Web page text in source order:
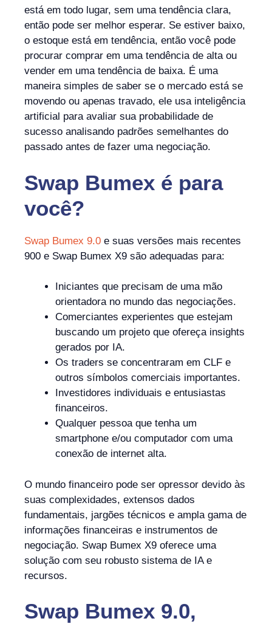
está em todo lugar, sem uma tendência clara,
então pode ser melhor esperar. Se estiver baixo,
o estoque está em tendência, então você pode
procurar comprar em uma tendência de alta ou
vender em uma tendência de baixa. É uma
maneira simples de saber se o mercado está se
movendo ou apenas travado, ele usa inteligência
artificial para avaliar sua probabilidade de
sucesso analisando padrões semelhantes do
passado antes de fazer uma negociação.
Swap Bumex é para
você?
Swap Bumex 9.0 e suas versões mais recentes
900 e Swap Bumex X9 são adequadas para:
Iniciantes que precisam de uma mão
orientadora no mundo das negociações.
Comerciantes experientes que estejam
buscando um projeto que ofereça insights
gerados por IA.
Os traders se concentraram em CLF e
outros símbolos comerciais importantes.
Investidores individuais e entusiastas
financeiros.
Qualquer pessoa que tenha um
smartphone e/ou computador com uma
conexão de internet alta.
O mundo financeiro pode ser opressor devido às
suas complexidades, extensos dados
fundamentais, jargões técnicos e ampla gama de
informações financeiras e instrumentos de
negociação. Swap Bumex X9 oferece uma
solução com seu robusto sistema de IA e
recursos.
Swap Bumex 9.0,